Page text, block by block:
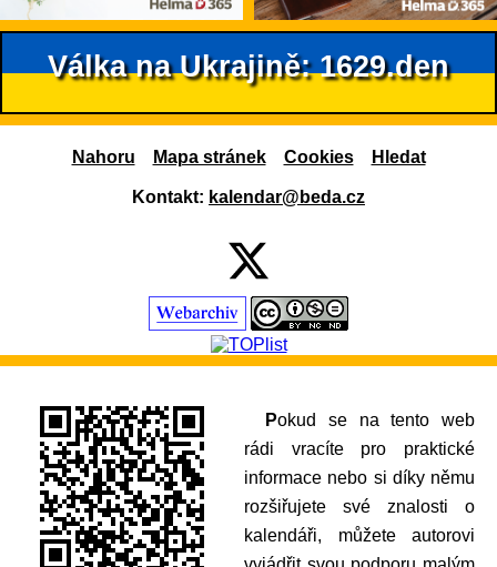
Válka na Ukrajině: 1629.den
Nahoru Mapa stránek Cookies Hledat
Kontakt: kalendar@beda.cz
Pokud se na tento web
rádi vracíte pro praktické
informace nebo si díky němu
rozšiřujete své znalosti o
kalendáři, můžete autorovi